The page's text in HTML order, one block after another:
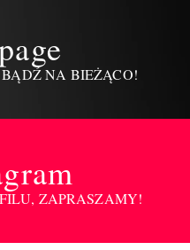
NA BIEŻĄCO!
ZAPRASZAMY!